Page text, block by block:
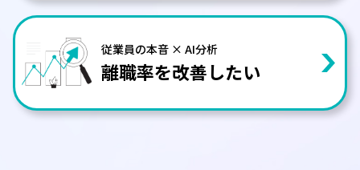
従業員の本音 × AI分析
離職率を改善したい